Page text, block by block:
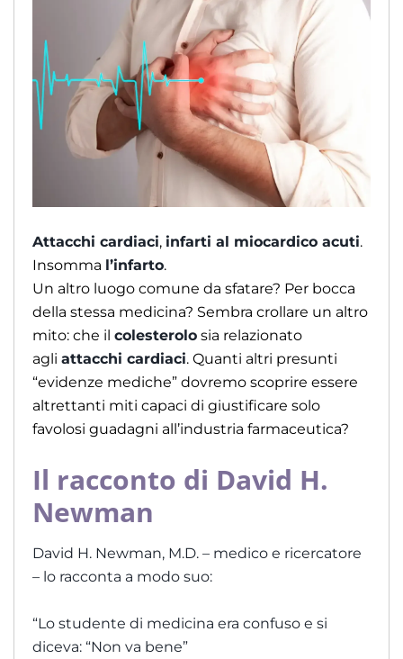
Attacchi cardiaci, infarti al miocardico acuti.
Insomma l’infarto.
Un altro luogo comune da sfatare? Per bocca
della stessa medicina? Sembra crollare un altro
mito: che il colesterolo sia relazionato
agli attacchi cardiaci. Quanti altri presunti
“evidenze mediche” dovremo scoprire essere
altrettanti miti capaci di giustificare solo
favolosi guadagni all’industria farmaceutica?
Il racconto di David H.
Newman
David H. Newman, M.D. – medico e ricercatore
– lo racconta a modo suo:
“Lo studente di medicina era confuso e si
diceva: “Non va bene”